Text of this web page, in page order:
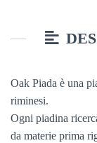
Oak Piada è una
riminesi.
Ogni piadina
da materie prima